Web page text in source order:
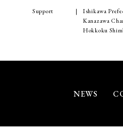
Support
Ishikawa
Kanazawa
Hokkoku
NEWS